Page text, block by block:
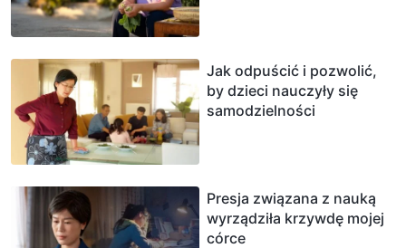
Jak odpuścić i pozwolić,
by dzieci nauczyły się
samodzielności
Presja związana z nauką
wyrządziła krzywdę mojej
córce